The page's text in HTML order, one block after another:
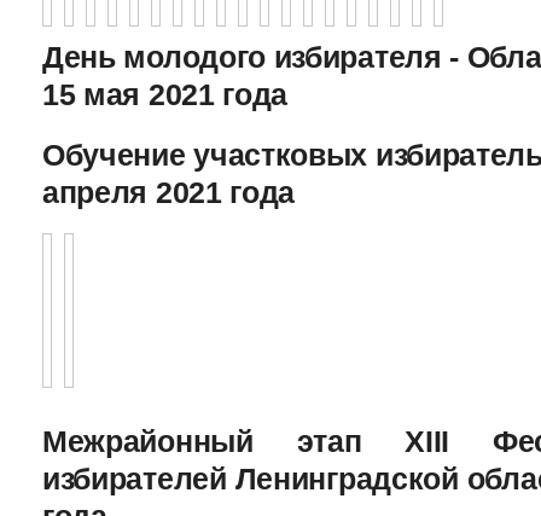
День молодого избирателя -
15 мая 2021 года
Обучение участковых
апреля 2021 года
Межрайонный этап XIII
избирателей Ленинградской